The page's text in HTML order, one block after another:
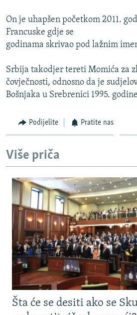
TRI DECENIJE OD RATA U BIH
SVE KARTE DEJTONA
On je uhapšen početkom 2011.
Francuske gdje se
godinama skrivao pod lažnim
Srbija takodjer tereti Momića za
čovječnosti, odnosno da je
Bošnjaka u Srebrenici 1995.
Podijelite Pratite nas
Više priča
Šta će se desiti ako se